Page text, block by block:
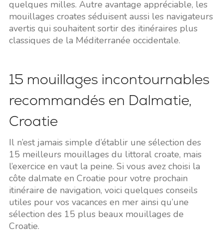
quelques milles. Autre avantage appréciable, les
mouillages croates séduisent aussi les navigateurs
avertis qui souhaitent sortir des itinéraires plus
classiques de la Méditerranée occidentale.
15 mouillages incontournables
recommandés en Dalmatie,
Croatie
Il n’est jamais simple d’établir une sélection des
15 meilleurs mouillages du littoral croate, mais
l’exercice en vaut la peine. Si vous avez choisi la
côte dalmate en Croatie pour votre prochain
itinéraire de navigation, voici quelques conseils
utiles pour vos vacances en mer ainsi qu’une
sélection des 15 plus beaux mouillages de
Croatie.